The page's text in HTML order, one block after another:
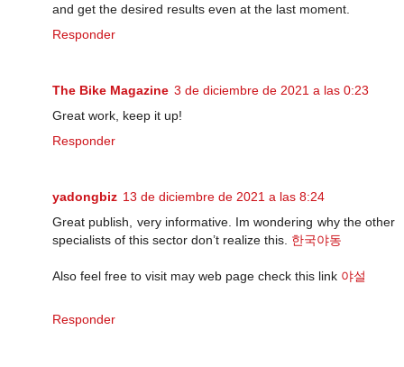
and get the desired results even at the last moment.
Responder
The Bike Magazine 3 de diciembre de 2021 a las 0:23
Great work, keep it up!
Responder
yadongbiz 13 de diciembre de 2021 a las 8:24
Great publish, very informative. Im wondering why the other
specialists of this sector don’t realize this. 한국야동
Also feel free to visit may web page check this link 야설
Responder